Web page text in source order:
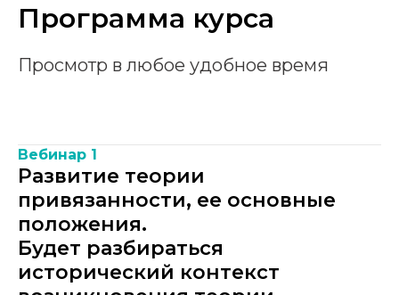
Программа курса
Просмотр в любое удобное время
Вебинар 1
Развитие теории
привязанности, ее основные
положения.
Будет разбираться
исторический контекст